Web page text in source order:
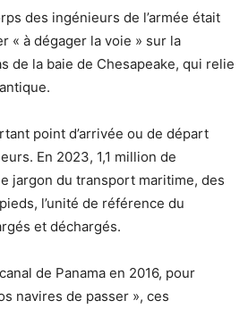
des ingénieurs de l’armée était
« à dégager la voie » sur la
de la baie de Chesapeake, qui relie
point d’arrivée ou de départ
En 2023, 1,1 million de
jargon du transport maritime, des
l’unité de référence du
et déchargés.
de Panama en 2016, pour
navires de passer », ces